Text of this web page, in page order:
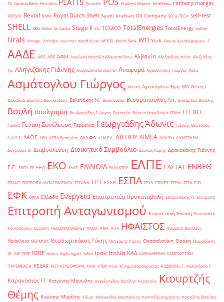
TV Optima Bank Petrolina PLATTS Porsche Prudent Warrior RealNews refinery margin
REPSOL Revoil RMM Royal Dutch Shell Saudi Arabian Oil Company SECU-TECH self-test
SHELL SKG Sokol Sri Lanka Stage II sts TEXACO TotalEnergies TotalEnergy twitter
Urals vintage Viohalco voucher windfall tax WOOD World Bank WTI Yiufi «Άγιος Χριστόφορος» ΄1
ΑΑΔΕ ΑΟΖ ΑΠΕ ΑΦΜ Αγγελική Ναταλία Αδαμοπούλου Αλβανία Αλεξανδρούπολη Αλεξιάδης
Τρ. Αληγιζάκης Γιάννης Αναγνωστόπουλος Θ. Αναφορά Αρβανιτίδης Γιώργος Ασία
Ασμάτογλου Γιώργος Αττική Αχτσιόγλου Έφη ΒΕΘ Βέττας Ι.
Βαλκάνια Βασίλης Βασιλειάδης Βελετάκης Ν. Βενεζουέλα Βεσυρόπουλος Απ. Βιλιάρδος Βασίλης
Βουλή Βουλγαρία Βουλγαρίδης Γιώργος Βρετανία Βόρεια Μακεδονία ΓΕΜΗ ΓΣΕΒΕΕ
Γαλλία Γενική Συνέλευση Γερμανία Γεωργιάδης Άδωνις Γιάννης Θεοτοκάς
Δ.Α.Ο.Ε. ΔΑΟΕ ΔΕΗ ΔΕΠΑ Εμπορίας ΔΕΣΦΑ ΔΙ.Μ.Ε.Α. ΔΙΕΠΠΥ ΔΙΜΕΑ ΔΙΥΛΙΣΗ ΔΙΥΛΙΣΤΗΡΙΑ
Δαγούμας Θ. Διαβούλευση Διοικητικό Συμβούλιο Δούκας Χάρης Δρακακάκης Γιάννης
Ε.Ε. ΕΒΕΠ ΕΕ ΕΕΑ ΕΚΟ ΕΛΑΣ ΕΛΙΝΟΙΛ ΕΛΛΑΚΤΩΡ ΕΛΠΕ ΕΛΣΤΑΤ ΕΝΒΕΘ
ΕΠΑΝΤ ΕΠΙΤΡΟΠΗ ΑΝΤΑΓΩΝΙΣΜΟΥ ΕΡΓΑΝΗ ΕΡΤ ΕΣΕΚ ΕΣΠΑ ΕΣΥΔ ΕΤΕΑΕΠ ΕΤΕΚΑ ΕΤΕπ ΕΥΠ
ΕΦΚ ΕΦΚΑ Ελλάδα Ενέργεια Επιστρεπτέα Προκαταβολή Επιτροπάκης Π. Επιτροπή
Επιτροπή Ανταγωνισμού Ευρωπαϊκή Ένωση Ευρωπαϊκό
Κοινοβούλιο Ευρώπη ΗELLENiQ ENERGY ΗΛΕΙΑ ΗΜΑ ΗΠΑ ΗΦΑΙΣΤΟΣ Ηνωμένο Βασίλειο
Ηράκλειο ΘΕΡΜΟΙΛ Θεοδωρικάκος Τάκης Θεοχάρης Χάρης Θεσσαλονίκη Θράκη Θωμαδάκης
Μ. ΙΝΕ-ΓΣΕΕ ΙΟΒΕ Ικόνιο Ιλχάν Αχμέτ Ινδία Ιράν Ιταλία ΚΑΔ ΚΑΘΗΜΕΡΙΝΗ ΚΑΝΟΝΙΣΤΙΚΗ
ΠΑΡΕΜΒΑΣΗ ΚΕΔΑΚ ΚΕΠ ΚΕΡΔΟΦΟΡΙΑ ΚΙΝΑ ΚΤΕΟ Κίνα Κίνημα Δημοκρατίας Καββαθάς Γ. Καλογήρου Ι.
Καρανάσιος Π. Κατρίνης Μανώλης Κεγκέρογλου Βασίλης Κερατσίνι
Κιουρτζής
Θέμης Κιούσης Μιχάλης Κλίμα Κολοκυθάς Αναστάσιος Κονταξής Δημήτρης Κορκίδης Βασίλης